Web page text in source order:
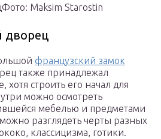
Maksim Starostin
дворец
французский замок
также принадлежал
хотя строить его начал для
можно осмотреть
мебелью и предметами
разглядеть черты разных
классицизма, готики.